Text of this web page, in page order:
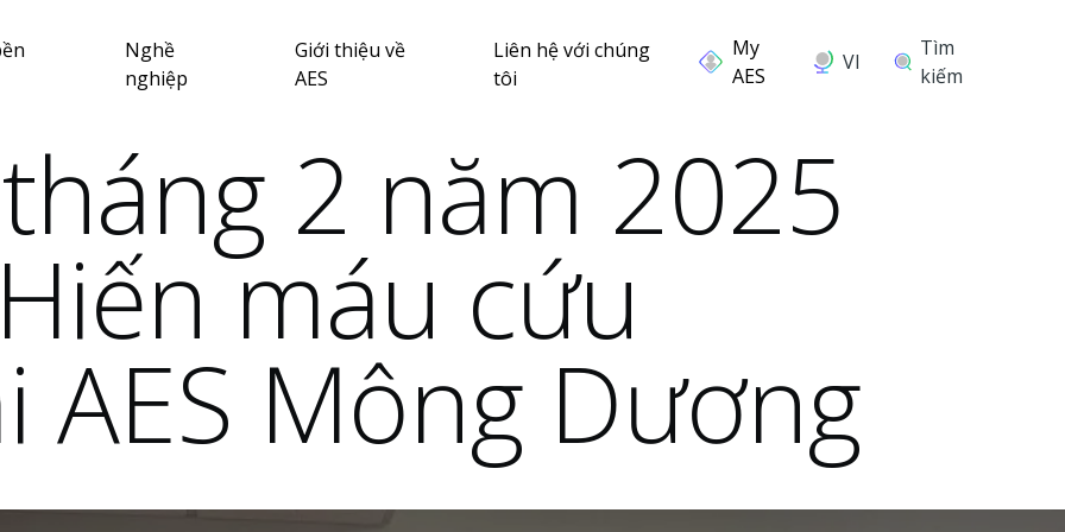
Nghề
nghiệp
Giới thiệu về
AES
Liên hệ với chúng
tôi
VI
Tìm
kiếm
2 năm 2025
máu cứu
AES Mông Dương